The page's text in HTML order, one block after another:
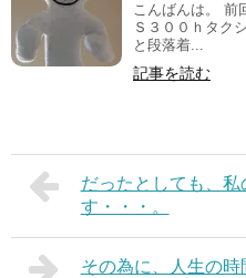
こんばんは。 前
Ｓ３００ｈタク
と段落着...
記事を読む
だったとしても、
す・・・。
その為に、人生の